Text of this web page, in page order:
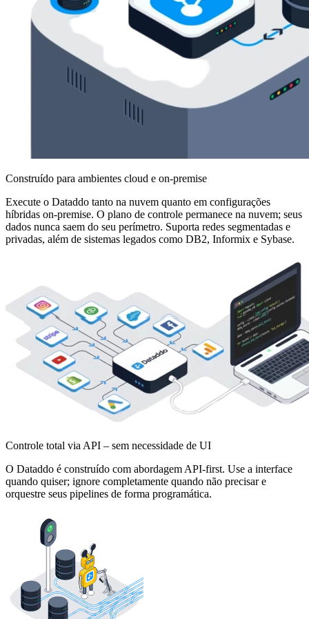
Construído para ambientes cloud e on-premise
Execute o Dataddo tanto na nuvem quanto em configurações
híbridas on-premise. O plano de controle permanece na nuvem; seus
dados nunca saem do seu perímetro. Suporta redes segmentadas e
privadas, além de sistemas legados como DB2, Informix e Sybase.
Controle total via API – sem necessidade de UI
O Dataddo é construído com abordagem API-first. Use a interface
quando quiser; ignore completamente quando não precisar e
orquestre seus pipelines de forma programática.